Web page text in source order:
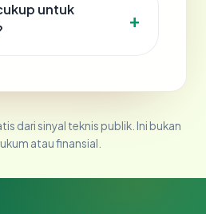
untuk
dari sinyal teknis publik. Ini bukan
atau finansial.